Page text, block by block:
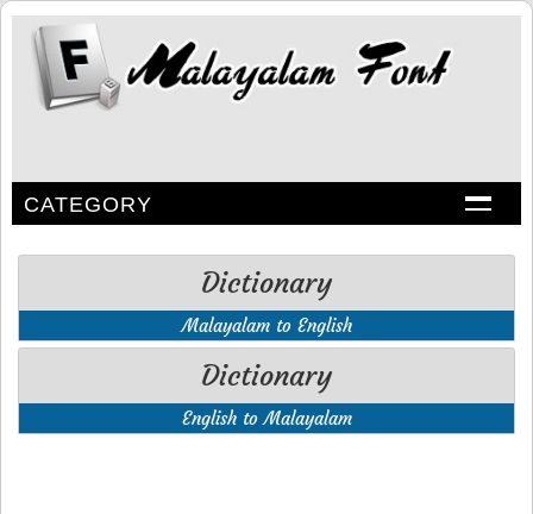
CATEGORY
Dictionary
Malayalam to English
Dictionary
English to Malayalam